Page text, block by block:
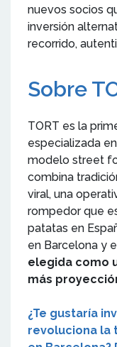
nuevos socios
inversión
recorrido,
Sobre
TORT es la
especializada
modelo street
combina
viral, una
rompedor que
patatas en
en Barcelona y
elegida como
más
¿Te gustaría
revoluciona la